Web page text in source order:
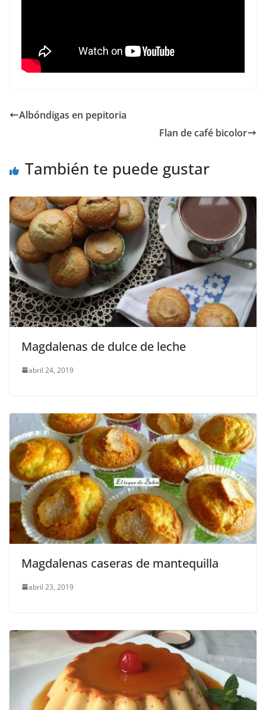
Albóndigas en pepitoria
Flan de café bicolor
También te puede gustar
Magdalenas de dulce de leche
abril 24, 2019
Magdalenas caseras de mantequilla
abril 23, 2019